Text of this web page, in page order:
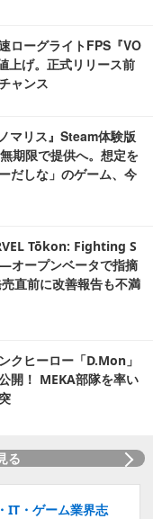
ローグライトFPS『VO
上げ。正式リリース前
ャンス
マリス』Steam体験版
期限で提供へ。想定を
だしな」のゲーム、今
Tōkon: Fighting S
オープンベータで指摘
直前に改善報告も不満
クヒーロー「D.Mon」
開！ MEKA部隊を率い
る
IT・ゲーム業界志